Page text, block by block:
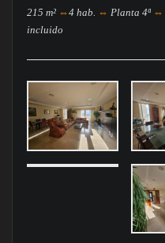
215 m² ⇔ 4 hab. ⇔ Planta 4ª ⇔
incluido